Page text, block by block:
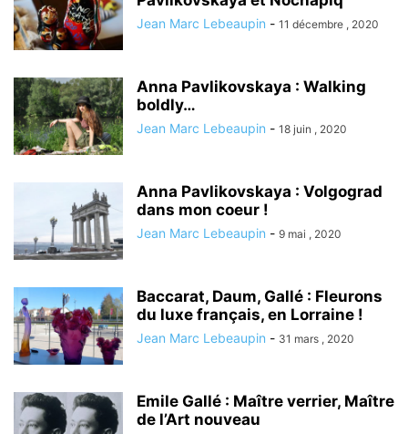
Jean Marc Lebeaupin - 11 décembre , 2020
Anna Pavlikovskaya : Walking
boldly…
Jean Marc Lebeaupin - 18 juin , 2020
Anna Pavlikovskaya : Volgograd
dans mon coeur !
Jean Marc Lebeaupin - 9 mai , 2020
Baccarat, Daum, Gallé : Fleurons
du luxe français, en Lorraine !
Jean Marc Lebeaupin - 31 mars , 2020
Emile Gallé : Maître verrier, Maître
de l’Art nouveau